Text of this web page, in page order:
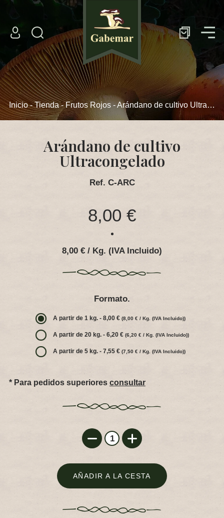
Inicio-Tienda-Frutos Rojos- Arándano de cultivo Ultracongelado
Arándano de cultivo
Ultracongelado
Ref. C-ARC
8,00 €
8,00 € / Kg. (IVA Incluido)
Formato.
A partir de 1 kg. - 8,00 €(8,00 € / Kg. (IVA Incluido))
A partir de 20 kg. - 6,20 €(6,20 € / Kg. (IVA Incluido))
A partir de 5 kg. - 7,55 €(7,50 € / Kg. (IVA Incluido))
* Para pedidos superiores consultar
AÑADIR A LA CESTA
Tienda Online
Setas frescas
Setas congeladas
Setas deshidratadas
Frutos Rojos
Contacto